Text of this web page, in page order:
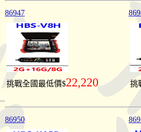
86947
挑戰全國最低價$22,220 挑
86950